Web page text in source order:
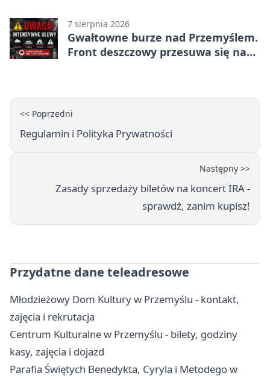
7 sierpnia 2026
Gwałtowne burze nad Przemyślem.
Front deszczowy przesuwa się na
<< Poprzedni
Regulamin i Polityka Prywatności
Następny >>
Zasady sprzedaży biletów na koncert IRA -
sprawdź, zanim kupisz!
Przydatne dane teleadresowe
Młodzieżowy Dom Kultury w Przemyślu - kontakt,
zajęcia i rekrutacja
Centrum Kulturalne w Przemyślu - bilety, godziny
kasy, zajęcia i dojazd
Parafia Świętych Benedykta, Cyryla i Metodego w